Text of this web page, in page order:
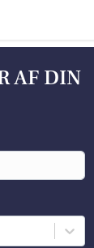
AF DIN